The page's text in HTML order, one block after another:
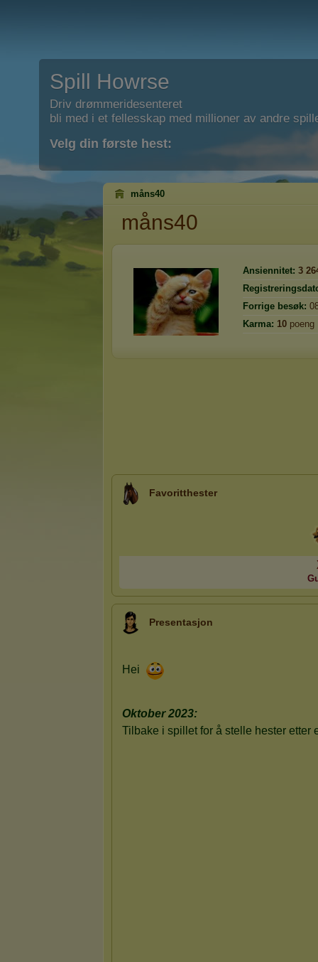
Spill Howrse
Driv drømmeridesenteret
bli med i et fellesskap med millioner av andre
Velg din første hest:
måns40
måns40
Ansiennitet: 3
Forrige besøk:
Karma: 10 poeng
Favoritthester
Presentasjon